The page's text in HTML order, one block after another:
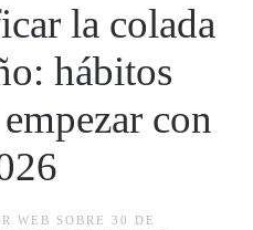
la colada
hábitos
con
WEB SOBRE 30 DE